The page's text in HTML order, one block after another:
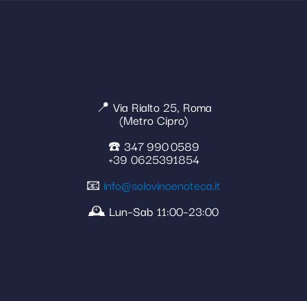
📍 Via Rialto 25, Roma
(Metro Cipro)
☎️ 347 990 0589
+39 0625391854
📧 info@solovinoenoteca.it
🕰️ Lun–Sab 11:00–23:00